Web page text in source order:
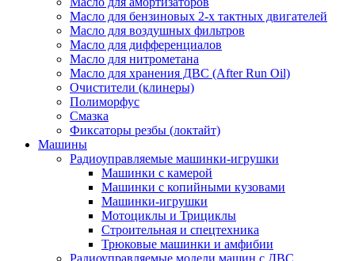
Масло для бензиновых 2-х тактных двигателей
Масло для воздушных фильтров
Масло для дифференциалов
Масло для нитрометана
Масло для хранения ДВС (After Run Oil)
Очистители (клинеры)
Полиморфус
Смазка
Фиксаторы резбы (локтайт)
Машины
Радиоуправляемые машинки-игрушки
Машинки с камерой
Машинки с копийными кузовами
Машинки-игрушки
Мотоциклы и Трициклы
Строительная и спецтехника
Трюковые машинки и амфибии
Радиоуправляемые модели машин с ДВС,